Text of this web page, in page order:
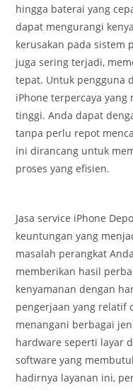
hingga baterai yang
dapat mengurangi
kerusakan pada sistem
juga sering terjadi,
tepat. Untuk pengguna
iPhone terpercaya
tinggi. Anda dapat
tanpa perlu repot
ini dirancang untuk
proses yang efisien.
Jasa service iPhone
keuntungan yang
masalah perangkat
memberikan hasil
kenyamanan dengan
pengerjaan yang relatif
menangani berbagai
hardware seperti layar
software yang
hadirnya layanan ini,